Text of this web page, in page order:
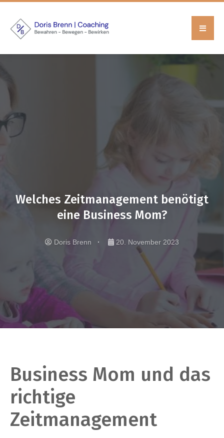
Welches Zeitmanagement benötigt
eine Business Mom?
Doris Brenn 20. November 2023
Business Mom und das
richtige
Zeitmanagement